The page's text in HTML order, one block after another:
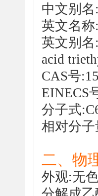
中文别
英文名称
英文别名
acid
CAS号
EINECS
分子式
相对分
二、物
外观:无